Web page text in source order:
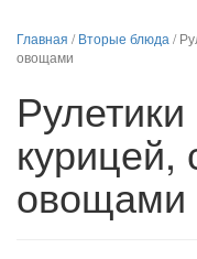
Главная /Вторые блюда /
овощами
овощами